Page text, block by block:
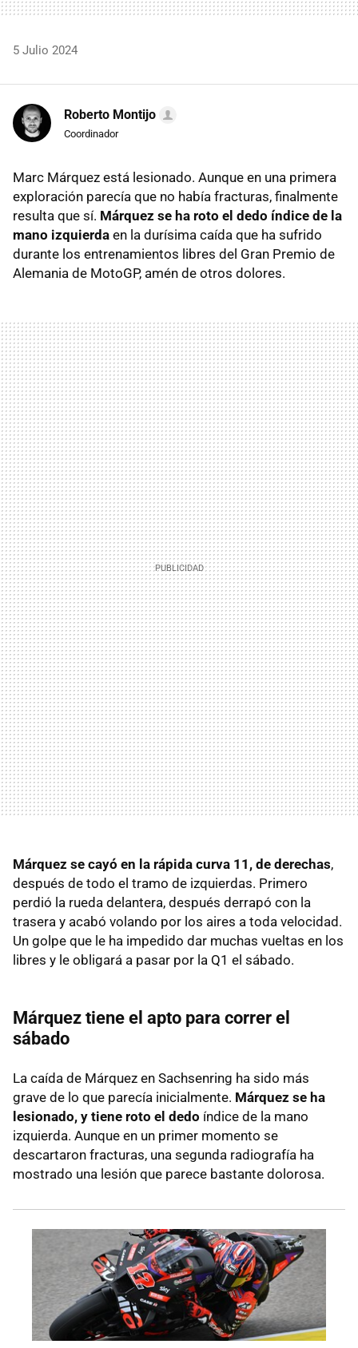
5 Julio 2024
Roberto Montijo
Coordinador
Marc Márquez está lesionado. Aunque en una primera
exploración parecía que no había fracturas, finalmente
resulta que sí. Márquez se ha roto el dedo índice de la
mano izquierda en la durísima caída que ha sufrido
durante los entrenamientos libres del Gran Premio de
Alemania de MotoGP, amén de otros dolores.
Márquez se cayó en la rápida curva 11, de derechas,
después de todo el tramo de izquierdas. Primero
perdió la rueda delantera, después derrapó con la
trasera y acabó volando por los aires a toda velocidad.
Un golpe que le ha impedido dar muchas vueltas en los
libres y le obligará a pasar por la Q1 el sábado.
Márquez tiene el apto para correr el
sábado
La caída de Márquez en Sachsenring ha sido más
grave de lo que parecía inicialmente. Márquez se ha
lesionado, y tiene roto el dedo índice de la mano
izquierda. Aunque en un primer momento se
descartaron fracturas, una segunda radiografía ha
mostrado una lesión que parece bastante dolorosa.